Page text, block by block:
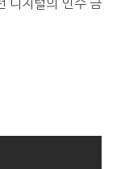
디지털의 인수 금